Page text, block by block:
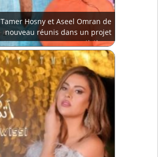
Tamer Hosny et Aseel Omran de
nouveau réunis dans un projet
artistique